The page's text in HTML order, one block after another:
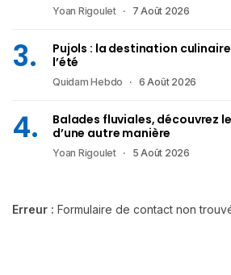
Yoan Rigoulet 7 Août 2026
Pujols : la destination
l’été
Quidam Hebdo 6 Août 2026
Balades fluviales, découvrez
d’une autre manière
Yoan Rigoulet 5 Août 2026
Erreur : Formulaire de contact non